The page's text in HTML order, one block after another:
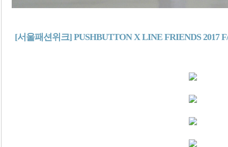
[서울패션위크] PUSHBUTTON X LINE FRIENDS 2017